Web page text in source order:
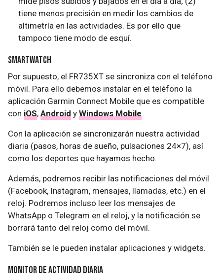
tiene menos precisión en medir los cambios de
altimetría en las actividades. Es por ello que
tampoco tiene modo de esquí.
Smartwatch
Por supuesto, el FR735XT se sincroniza con el teléfono
móvil. Para ello debemos instalar en el teléfono la
aplicación Garmin Connect Mobile que es compatible
con iOS, Android y Windows Mobile.
Con la aplicación se sincronizarán nuestra actividad
diaria (pasos, horas de sueño, pulsaciones 24×7), así
como los deportes que hayamos hecho.
Además, podremos recibir las notificaciones del móvil
(Facebook, Instagram, mensajes, llamadas, etc.) en el
reloj. Podremos incluso leer los mensajes de
WhatsApp o Telegram en el reloj, y la notificación se
borrará tanto del reloj como del móvil.
También se le pueden instalar aplicaciones y widgets.
Monitor de actividad diaria